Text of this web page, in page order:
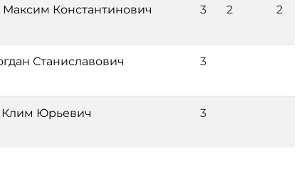
Константинович
3 2 2
Станиславович
3
Клим Юрьевич
3